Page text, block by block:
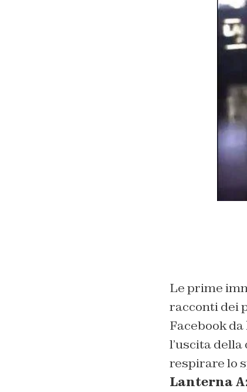
Le prime
racconti dei
Facebook da
l’uscita
respirare lo
Lanterna